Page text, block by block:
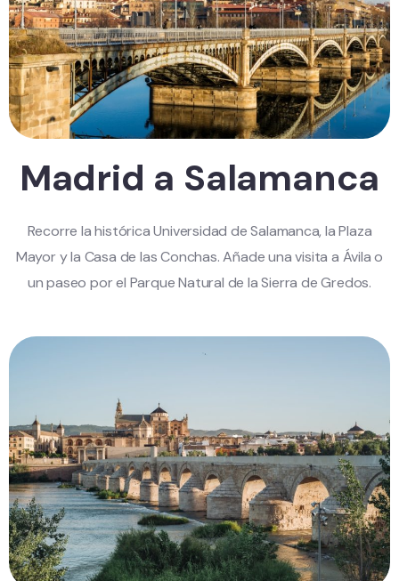
Madrid a Salamanca
Recorre la histórica Universidad de Salamanca, la Plaza
Mayor y la Casa de las Conchas. Añade una visita a Ávila o
un paseo por el Parque Natural de la Sierra de Gredos.